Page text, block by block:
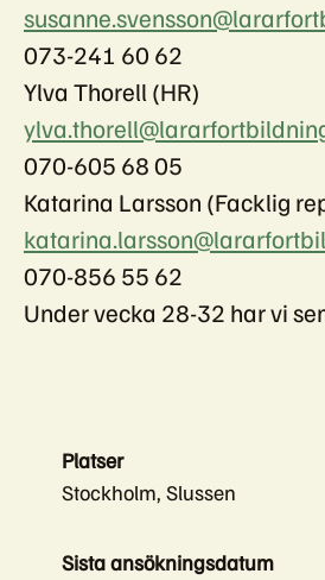
073-241 60 62
Ylva Thorell (HR)
070-605 68 05
Katarina Larsson (Facklig
070-856 55 62
Under vecka 28-32 har vi
Platser
Stockholm, Slussen
Sista ansökningsdatum